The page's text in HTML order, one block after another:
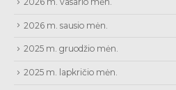
2026 m. sausio mėn.
2025 m. gruodžio mėn.
2025 m. lapkričio mėn.